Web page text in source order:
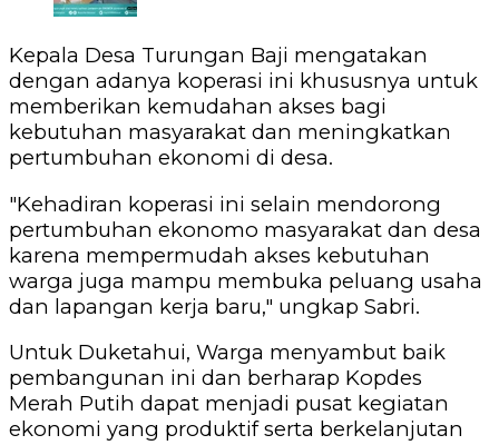
Kepala Desa Turungan Baji mengatakan
dengan adanya koperasi ini khususnya untuk
memberikan kemudahan akses bagi
kebutuhan masyarakat dan meningkatkan
pertumbuhan ekonomi di desa.
"Kehadiran koperasi ini selain mendorong
pertumbuhan ekonomo masyarakat dan desa
karena mempermudah akses kebutuhan
warga juga mampu membuka peluang usaha
dan lapangan kerja baru," ungkap Sabri.
Untuk Duketahui, Warga menyambut baik
pembangunan ini dan berharap Kopdes
Merah Putih dapat menjadi pusat kegiatan
ekonomi yang produktif serta berkelanjutan